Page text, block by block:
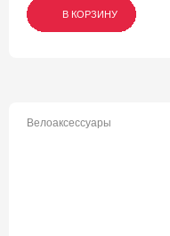
В КОРЗИНУ
В КОРЗИНУ
В КОРЗИНУ
Велоаксессуары